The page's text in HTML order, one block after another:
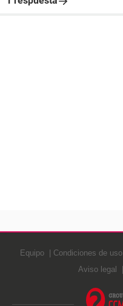
Equipo Condiciones de uso
Aviso legal